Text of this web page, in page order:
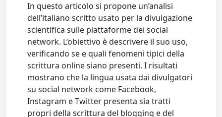
In questo articolo si propone un’analisi
dell’italiano scritto usato per la divulgazione
scientifica sulle piattaforme dei social
network. L’obiettivo è descrivere il suo uso,
verificando se e quali fenomeni tipici della
scrittura online siano presenti. I risultati
mostrano che la lingua usata dai divulgatori
su social network come Facebook,
Instagram e Twitter presenta sia tratti
propri della scrittura del blogging e del